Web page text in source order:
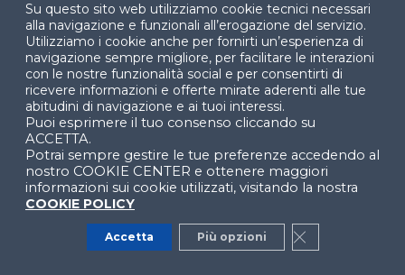
Scopri altri contenuti di
Professionisti e Innovazione
Digitale
Studi professionali e imprese: dalla
compliance alla creazione di valore
PROGRAMMA TEMATICO
Su questo sito web utilizziamo cookie tecnici necessari
alla navigazione e funzionali all’erogazione del servizio.
Utilizziamo i cookie anche per fornirti un’esperienza di
navigazione sempre migliore, per facilitare le interazioni
con le nostre funzionalità social e per consentirti di
ricevere informazioni e offerte mirate aderenti alle tue
abitudini di navigazione e ai tuoi interessi.
Puoi esprimere il tuo consenso cliccando su
ACCETTA.
Potrai sempre gestire le tue preferenze accedendo al
nostro COOKIE CENTER e ottenere maggiori
informazioni sui cookie utilizzati, visitando la nostra
COOKIE POLICY
Accetta Più opzioni Close GDPR